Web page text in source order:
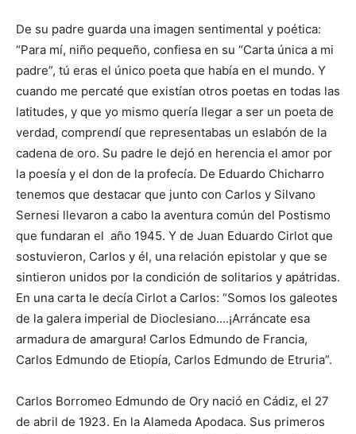
De su padre guarda una imagen sentimental y poética:
“Para mí, niño pequeño, confiesa en su “Carta única a mi
padre”, tú eras el único poeta que había en el mundo. Y
cuando me percaté que existían otros poetas en todas las
latitudes, y que yo mismo quería llegar a ser un poeta de
verdad, comprendí que representabas un eslabón de la
cadena de oro. Su padre le dejó en herencia el amor por
la poesía y el don de la profecía. De Eduardo Chicharro
tenemos que destacar que junto con Carlos y Silvano
Sernesi llevaron a cabo la aventura común del Postismo
que fundaran el año 1945. Y de Juan Eduardo Cirlot que
sostuvieron, Carlos y él, una relación epistolar y que se
sintieron unidos por la condición de solitarios y apátridas.
En una carta le decía Cirlot a Carlos: “Somos los galeotes
de la galera imperial de Dioclesiano….¡Arráncate esa
armadura de amargura! Carlos Edmundo de Francia,
Carlos Edmundo de Etiopía, Carlos Edmundo de Etruria”.
Carlos Borromeo Edmundo de Ory nació en Cádiz, el 27
de abril de 1923. En la Alameda Apodaca. Sus primeros